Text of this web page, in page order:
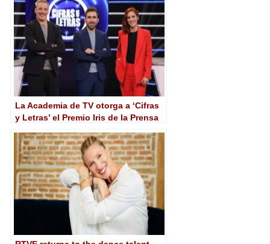
La Academia de TV otorga a ‘Cifras
y Letras’ el Premio Iris de la Prensa